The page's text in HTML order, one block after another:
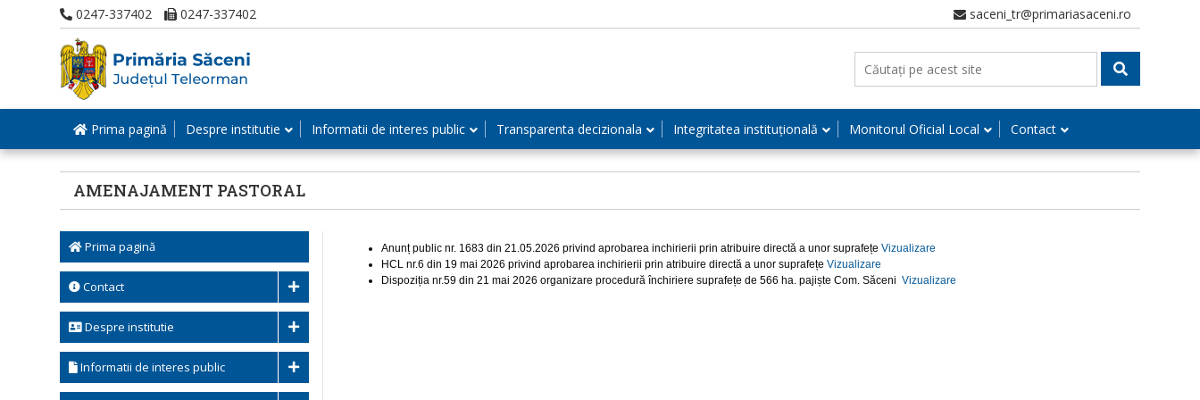
0247-337402 0247-337402 saceni_tr@primariasaceni.ro
Prima pagină Despre institutie Informatii de interes public Transparenta decizionala Integritatea instituțională Monitorul Oficial Local Contact
AMENAJAMENT PASTORAL
Prima pagină
Contact
Despre institutie
Informatii de interes public
Anunț public nr. 1683 din 21.05.2026 privind aprobarea inchirierii prin atribuire directă a unor suprafețe Vizualizare
HCL nr.6 din 19 mai 2026 privind aprobarea inchirierii prin atribuire directă a unor suprafețe Vizualizare
Dispoziția nr.59 din 21 mai 2026 organizare procedură închiriere suprafețe de 566 ha. pajiște Com. Săceni Vizualizare